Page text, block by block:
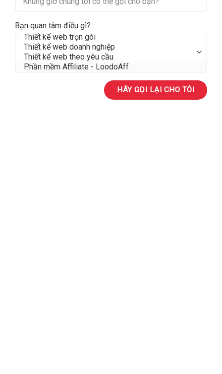
Bạn quan tâm điều gì?